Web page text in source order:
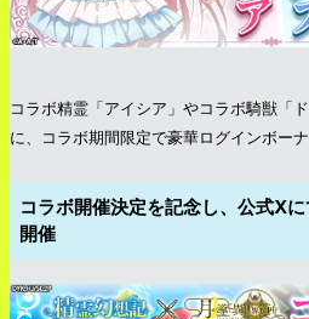
コラボ精霊「アイシア」やコラボ騎獣「
に、コラボ期間限定で豪華ログインボー
コラボ開催決定を記念し、公式X
開催